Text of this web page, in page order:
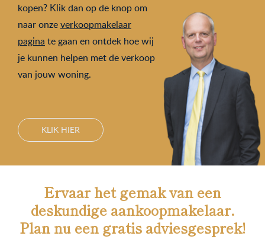
kopen? Klik dan op de knop om
naar onzeverkoopmakelaar
pagina te gaan en ontdek hoe wij
je kunnen helpen met de verkoop
van jouw woning.
KLIK HIER
Ervaar het gemak van een
deskundige aankoopmakelaar.
Plan nu een gratis adviesgesprek!